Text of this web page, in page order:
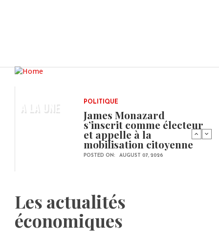
A LA UNE POLITIQUE
James Monazard
s’inscrit comme électeur
et appelle à la
mobilisation citoyenne
POSTED ON: AUGUST 07, 2026
Les actualités
économiques